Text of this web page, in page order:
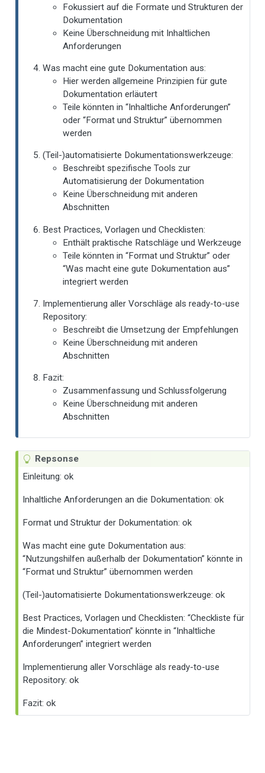
Fokussiert auf die Formate und Strukturen der
Dokumentation
Keine Überschneidung mit Inhaltlichen
Anforderungen
Was macht eine gute Dokumentation aus:
Hier werden allgemeine Prinzipien für gute
Dokumentation erläutert
Teile könnten in “Inhaltliche Anforderungen”
oder “Format und Struktur” übernommen
werden
(Teil-)automatisierte Dokumentationswerkzeuge:
Beschreibt spezifische Tools zur
Automatisierung der Dokumentation
Keine Überschneidung mit anderen
Abschnitten
Best Practices, Vorlagen und Checklisten:
Enthält praktische Ratschläge und Werkzeuge
Teile könnten in “Format und Struktur” oder
“Was macht eine gute Dokumentation aus”
integriert werden
Implementierung aller Vorschläge als ready-to-use
Repository:
Beschreibt die Umsetzung der Empfehlungen
Keine Überschneidung mit anderen
Abschnitten
Fazit:
Zusammenfassung und Schlussfolgerung
Keine Überschneidung mit anderen
Abschnitten
Repsonse
Einleitung: ok
Inhaltliche Anforderungen an die Dokumentation: ok
Format und Struktur der Dokumentation: ok
Was macht eine gute Dokumentation aus:
“Nutzungshilfen außerhalb der Dokumentation” könnte in
“Format und Struktur” übernommen werden
(Teil-)automatisierte Dokumentationswerkzeuge: ok
Best Practices, Vorlagen und Checklisten: “Checkliste für
die Mindest-Dokumentation” könnte in “Inhaltliche
Anforderungen” integriert werden
Implementierung aller Vorschläge als ready-to-use
Repository: ok
Fazit: ok